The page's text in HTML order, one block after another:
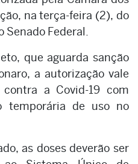
na terça-feira (2), do
Senado Federal.
que aguarda sanção
a autorização vale
a Covid-19 com
temporária de uso no
as doses deverão ser